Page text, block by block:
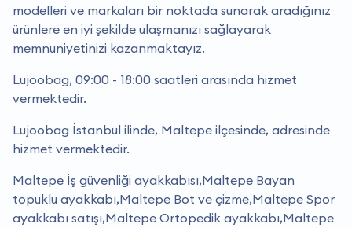
modelleri ve markaları bir noktada sunarak aradığınız
ürünlere en iyi şekilde ulaşmanızı sağlayarak
memnuniyetinizi kazanmaktayız.
Lujoobag, 09:00 - 18:00 saatleri arasında hizmet
vermektedir.
Lujoobag İstanbul ilinde, Maltepe ilçesinde, adresinde
hizmet vermektedir.
Maltepe İş güvenliği ayakkabısı,Maltepe Bayan
topuklu ayakkabı,Maltepe Bot ve çizme,Maltepe Spor
ayakkabı satışı,Maltepe Ortopedik ayakkabı,Maltepe